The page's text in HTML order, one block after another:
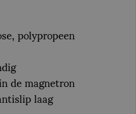
polypropeen
de magnetron
laag